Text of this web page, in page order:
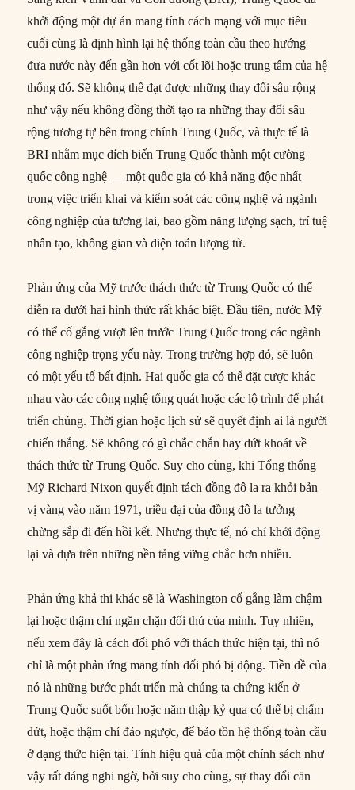
khởi động một dự án mang tính cách mạng với mục tiêu
cuối cùng là định hình lại hệ thống toàn cầu theo hướng
đưa nước này đến gần hơn với cốt lõi hoặc trung tâm của hệ
thống đó. Sẽ không thể đạt được những thay đổi sâu rộng
như vậy nếu không đồng thời tạo ra những thay đổi sâu
rộng tương tự bên trong chính Trung Quốc, và thực tế là
BRI nhằm mục đích biến Trung Quốc thành một cường
quốc công nghệ — một quốc gia có khả năng độc nhất
trong việc triển khai và kiểm soát các công nghệ và ngành
công nghiệp của tương lai, bao gồm năng lượng sạch, trí tuệ
nhân tạo, không gian và điện toán lượng tử.
Phản ứng của Mỹ trước thách thức từ Trung Quốc có thể
diễn ra dưới hai hình thức rất khác biệt. Đầu tiên, nước Mỹ
có thể cố gắng vượt lên trước Trung Quốc trong các ngành
công nghiệp trọng yếu này. Trong trường hợp đó, sẽ luôn
có một yếu tố bất định. Hai quốc gia có thể đặt cược khác
nhau vào các công nghệ tổng quát hoặc các lộ trình để phát
triển chúng. Thời gian hoặc lịch sử sẽ quyết định ai là người
chiến thắng. Sẽ không có gì chắc chắn hay dứt khoát về
thách thức từ Trung Quốc. Suy cho cùng, khi Tổng thống
Mỹ Richard Nixon quyết định tách đồng đô la ra khỏi bản
vị vàng vào năm 1971, triều đại của đồng đô la tưởng
chừng sắp đi đến hồi kết. Nhưng thực tế, nó chỉ khởi động
lại và dựa trên những nền tảng vững chắc hơn nhiều.
Phản ứng khả thi khác sẽ là Washington cố gắng làm chậm
lại hoặc thậm chí ngăn chặn đối thủ của mình. Tuy nhiên,
nếu xem đây là cách đối phó với thách thức hiện tại, thì nó
chỉ là một phản ứng mang tính đối phó bị động. Tiền đề của
nó là những bước phát triển mà chúng ta chứng kiến ở
Trung Quốc suốt bốn hoặc năm thập kỷ qua có thể bị chấm
dứt, hoặc thậm chí đảo ngược, để bảo tồn hệ thống toàn cầu
ở dạng thức hiện tại. Tính hiệu quả của một chính sách như
vậy rất đáng nghi ngờ, bởi suy cho cùng, sự thay đổi căn